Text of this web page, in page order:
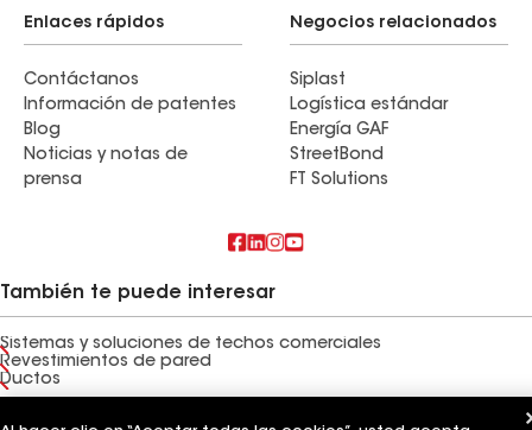
Enlaces rápidos
Contáctanos
Información de patentes
Blog
Noticias y notas de
prensa
Negocios relacionados
Siplast
Logística estándar
Energía GAF
StreetBond
FT Solutions
También te puede interesar
Sistemas y soluciones de techos comerciales
Revestimientos de pared
Ductos
Términos de uso Términos del contratistaAviso de privacidad